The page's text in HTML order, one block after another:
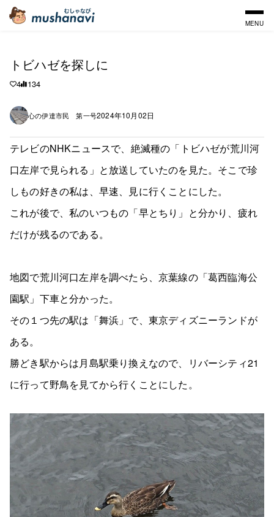
MENU
トビハゼを探しに
4 134
心の伊達市民 第一号2024年10月02日
テレビのNHKニュースで、絶滅種の「トビハゼが荒川河
口左岸で見られる」と放送していたのを見た。そこで珍
しもの好きの私は、早速、見に行くことにした。
これが後で、私のいつもの「早とちり」と分かり、疲れ
だけが残るのである。
地図で荒川河口左岸を調べたら、京葉線の「葛西臨海公
園駅」下車と分かった。
その１つ先の駅は「舞浜」で、東京ディズニーランドが
ある。
勝どき駅からは月島駅乗り換えなので、リバーシティ21
に行って野鳥を見てから行くことにした。